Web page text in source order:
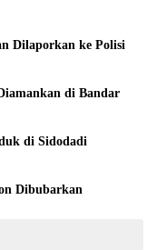
Dilaporkan ke Polisi
di Bandar
di Sidodadi
Dibubarkan